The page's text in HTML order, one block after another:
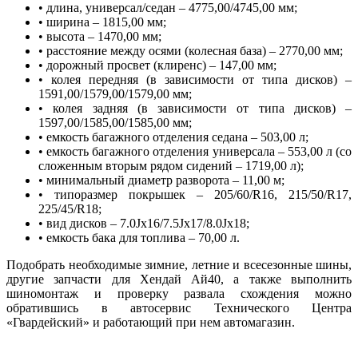
• длина, универсал/седан – 4775,00/4745,00 мм;
• ширина – 1815,00 мм;
• высота – 1470,00 мм;
• расстояние между осями (колесная база) – 2770,00 мм;
• дорожный просвет (клиренс) – 147,00 мм;
• колея передняя (в зависимости от типа дисков) –
1591,00/1579,00/1579,00 мм;
• колея задняя (в зависимости от типа дисков) –
1597,00/1585,00/1585,00 мм;
• емкость багажного отделения седана – 503,00 л;
• емкость багажного отделения универсала – 553,00 л (со
сложенным вторым рядом сидений – 1719,00 л);
• минимальный диаметр разворота – 11,00 м;
• типоразмер покрышек – 205/60/R16, 215/50/R17,
225/45/R18;
• вид дисков – 7.0Jx16/7.5Jx17/8.0Jx18;
• емкость бака для топлива – 70,00 л.
Подобрать необходимые зимние, летние и всесезонные шины,
другие запчасти для Хендай Ай40, а также выполнить
шиномонтаж и проверку развала схождения можно
обратившись в автосервис Технического Центра
«Гвардейский» и работающий при нем автомагазин.